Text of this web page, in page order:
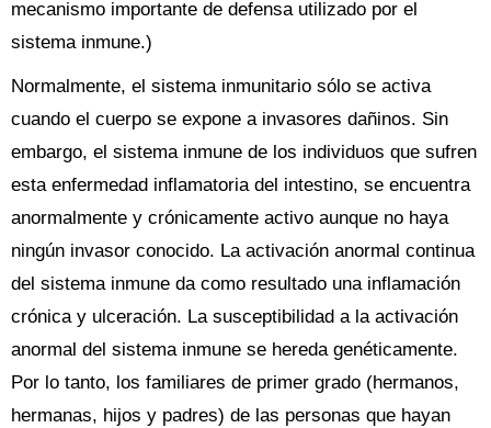
mecanismo importante de defensa utilizado por el
sistema inmune.)
Normalmente, el sistema inmunitario sólo se activa
cuando el cuerpo se expone a invasores dañinos. Sin
embargo, el sistema inmune de los individuos que sufren
esta enfermedad inflamatoria del intestino, se encuentra
anormalmente y crónicamente activo aunque no haya
ningún invasor conocido. La activación anormal continua
del sistema inmune da como resultado una inflamación
crónica y ulceración. La susceptibilidad a la activación
anormal del sistema inmune se hereda genéticamente.
Por lo tanto, los familiares de primer grado (hermanos,
hermanas, hijos y padres) de las personas que hayan